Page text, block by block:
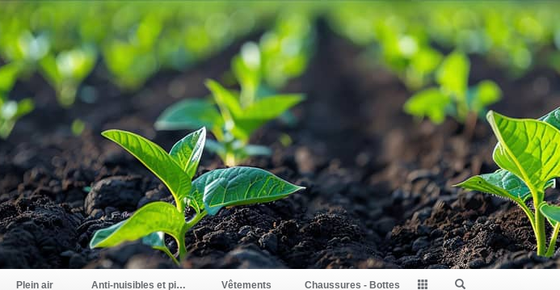
Plein air Anti-nuisibles et pièges Vêtements Chaussures - Bottes